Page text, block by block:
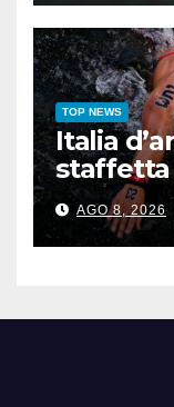
TOP NEWS
Italia
staffetta
nuoto di
AGO 8, 2026